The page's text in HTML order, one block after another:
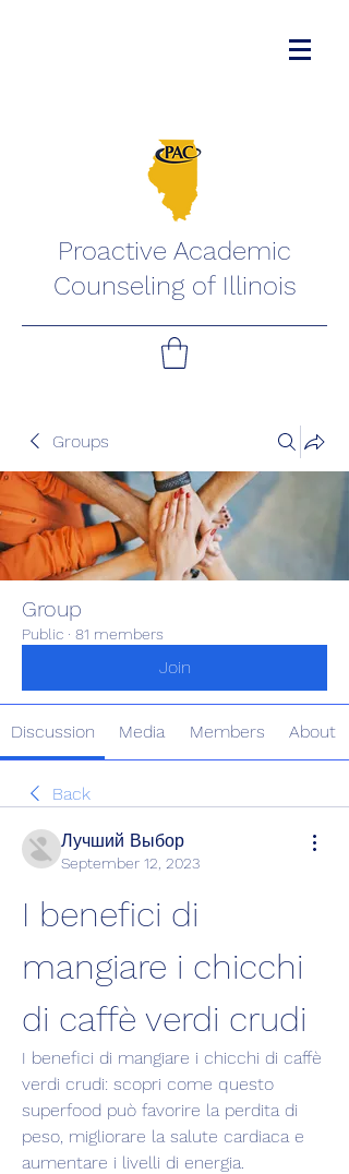
Proactive Academic
Counseling of Illinois
Groups
Group
Public · 81 members
Join
Discussion Media Members About
Back
Лучший Выбор
September 12, 2023
I benefici di
mangiare i chicchi
di caffè verdi crudi
I benefici di mangiare i chicchi di caffè
verdi crudi: scopri come questo
superfood può favorire la perdita di
peso, migliorare la salute cardiaca e
aumentare i livelli di energia.